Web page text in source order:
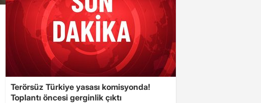
Terörsüz Türkiye yasası komisyonda!
Toplantı öncesi gerginlik çıktı